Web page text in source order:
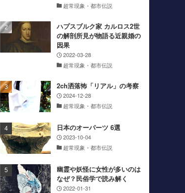
超常現象・都市伝説
ハプスブルク家 カルロス2世
の解剖所見が物語る近親婚の
因果
2022-03-28
超常現象・都市伝説
2ch洒落怖「リアル」の考察
2024-12-28
超常現象・都市伝説
日本のオーパーツ 6選
2023-10-04
超常現象・都市伝説
幽霊や妖怪に女性が多いのは
なぜ？民俗学で読み解く
2022-01-31